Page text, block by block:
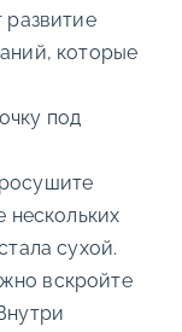
развитие
которые
под
нескольких
сухой.
вскройте